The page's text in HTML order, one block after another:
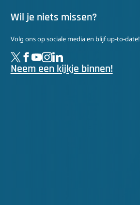
Wil je niets missen?
Volg ons op sociale media en blijf up-to-date!
Neem een kijkje binnen!